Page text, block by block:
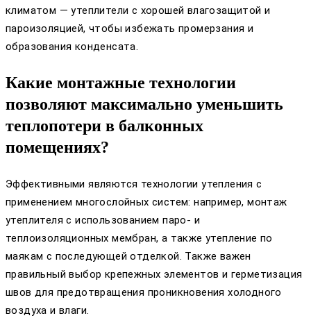
климатом — утеплители с хорошей влагозащитой и
пароизоляцией, чтобы избежать промерзания и
образования конденсата.
Какие монтажные технологии
позволяют максимально уменьшить
теплопотери в балконных
помещениях?
Эффективными являются технологии утепления с
применением многослойных систем: например, монтаж
утеплителя с использованием паро- и
теплоизоляционных мембран, а также утепление по
маякам с последующей отделкой. Также важен
правильный выбор крепежных элементов и герметизация
швов для предотвращения проникновения холодного
воздуха и влаги.